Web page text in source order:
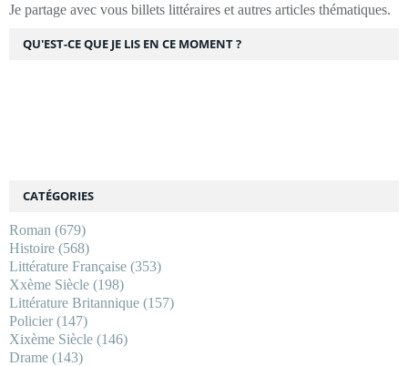
Je partage avec vous billets littéraires et autres articles thématiques.
CATÉGORIES
Roman (679)
Histoire (568)
Littérature Française (353)
Xxème Siècle (198)
Littérature Britannique (157)
Policier(147)
Xixème Siècle (146)
Drame (143)
QU'EST-CE QUE JE LIS EN CE MOMENT ?